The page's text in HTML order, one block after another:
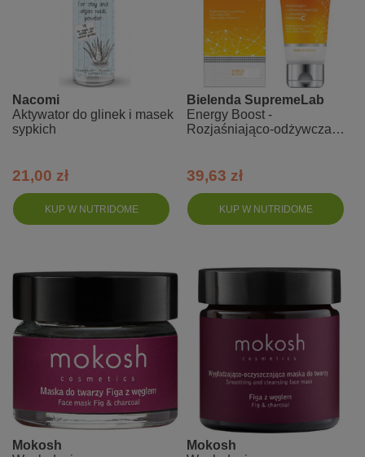
KUP W NUTRIDOME
Nacomi
Aktywator do glinek i masek
sypkich
21,00 zł
KUP W NUTRIDOME
Bielenda SupremeLab
Energy Boost -
Rozjaśniająco-odżywcza
39,63 zł
Mokosh
Mokosh